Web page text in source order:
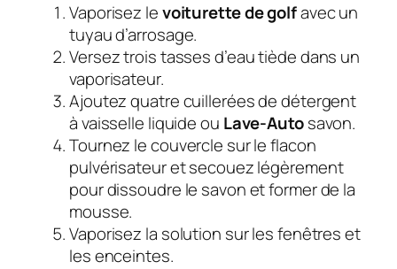
Vaporisez levoiturette de golfavec un
tuyau d’arrosage.
Versez trois tasses d’eau tiède dans un
vaporisateur.
Ajoutez quatre cuillerées de détergent
à vaisselle liquide ou Lave-Autosavon.
Tournez le couvercle sur le flacon
pulvérisateur et secouez légèrement
pour dissoudre le savon et former de la
mousse.
Vaporisez la solution sur les fenêtres et
les enceintes.